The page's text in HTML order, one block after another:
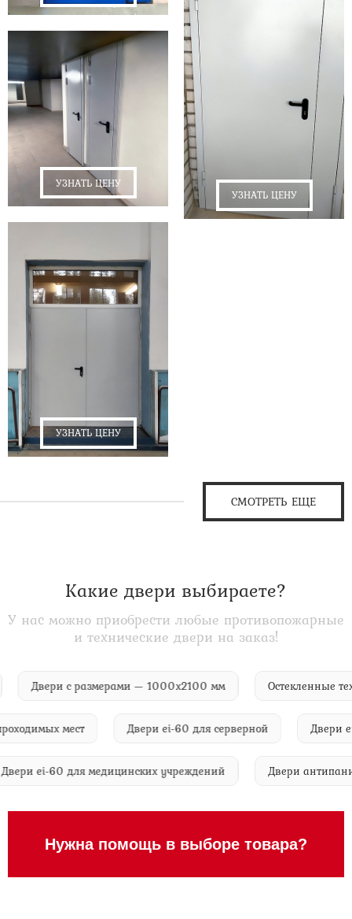
УЗНАТЬ ЦЕНУ
УЗНАТЬ ЦЕНУ
УЗНАТЬ ЦЕНУ
СМОТРЕТЬ ЕЩЕ
Какие двери выбираете?
У нас можно приобрести любые противопожарные
и технические двери на заказ!
Двери с размерами — 1000х2100 мм
мест Двери ei-60 для серверной Двери ei-
Двери ei-60 для медицинских учреждений Двери
Нужна помощь в выборе товара?